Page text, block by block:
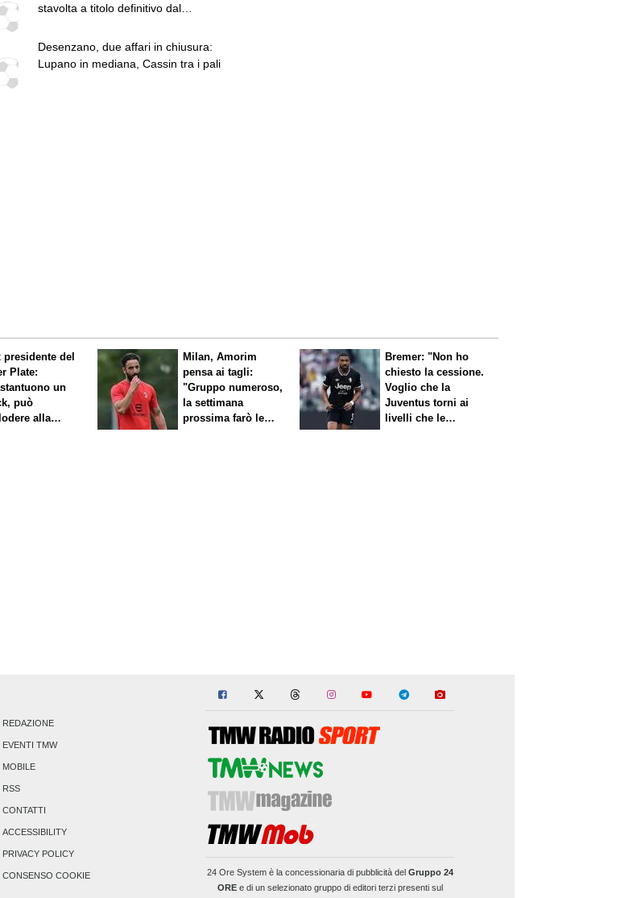
stavolta a titolo definitivo dal
Desenzano, due affari in chiusura:
Lupano in mediana, Cassin tra i pali
presidente del
Plate:
un
può
alla
Milan, Amorim
pensa ai tagli:
"Gruppo numeroso,
la settimana
prossima farò le
Bremer: "Non ho
chiesto la cessione.
Voglio che la
Juventus torni ai
livelli che le
REDAZIONE
EVENTI TMW
MOBILE
RSS
CONTATTI
ACCESSIBILITY
PRIVACY POLICY
CONSENSO COOKIE 24 Ore Systemè la concessionaria di pubblicità del Gruppo 24
OREe di un selezionato gruppo di editori terzi presenti sul